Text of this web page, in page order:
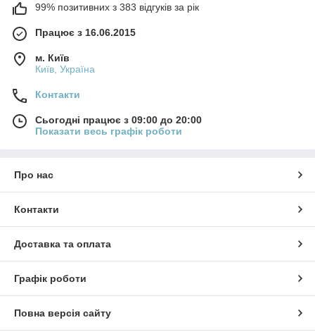
99% позитивних з 383 відгуків за рік
Працює з 16.06.2015
м. Київ
Київ, Україна
Контакти
Сьогодні працює з 09:00 до 20:00
Показати весь графік роботи
Про нас
Контакти
Доставка та оплата
Графік роботи
Повна версія сайту